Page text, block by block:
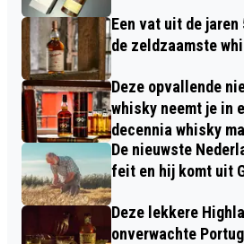
Een vat uit de
de zeldzaamste
Deze opvallende
whisky neemt je in
decennia whisky
De nieuwste
feit en hij komt uit
Deze lekkere
onverwachte